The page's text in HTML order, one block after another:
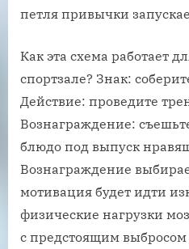
петля привычки
Как эта схема работает
спортзале? Знак:
Действие: проведите
Вознаграждение:
блюдо под выпуск
Вознаграждение
мотивация будет идти
физические нагрузки
с предстоящим